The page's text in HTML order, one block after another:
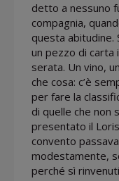
detto a nessuno
compagnia,
questa abitudine.
un pezzo di carta
serata. Un vino,
che cosa: c’è
per fare la
di quelle che non
presentato il
convento
modestamente,
perché sì